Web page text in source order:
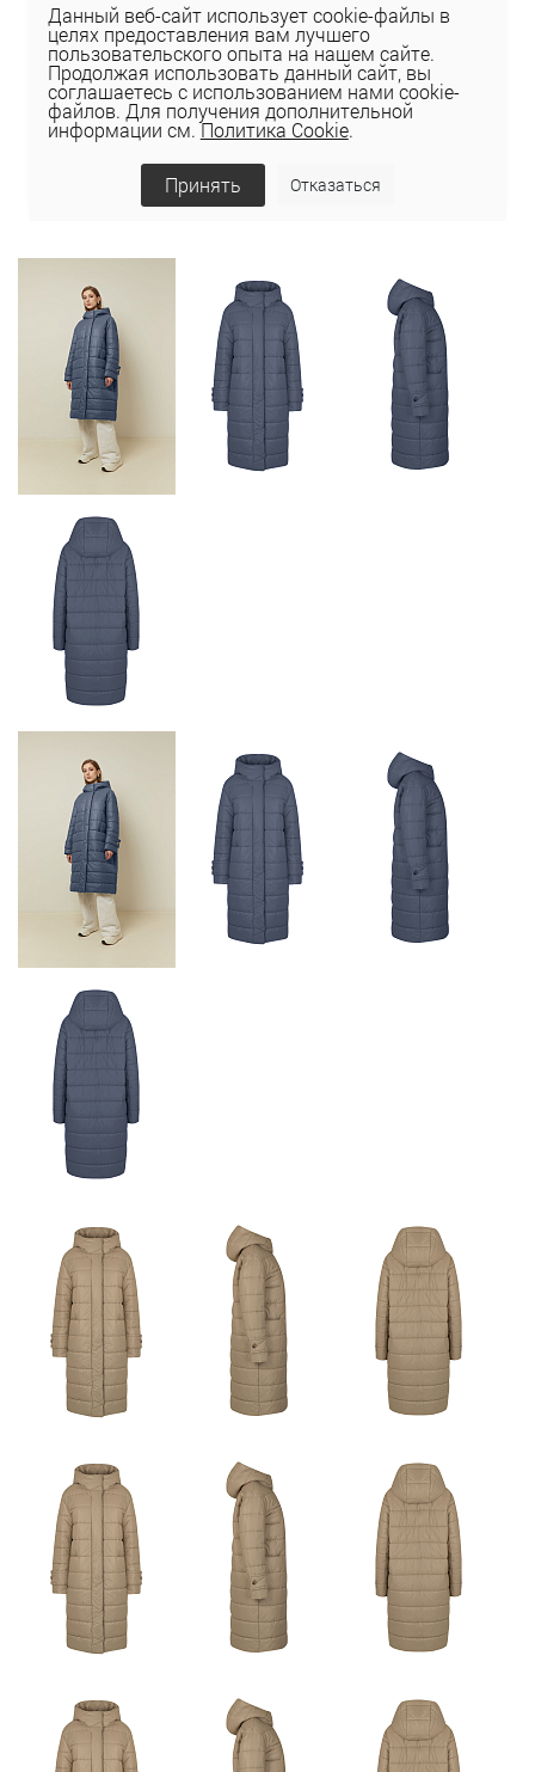
Данный веб-сайт использует cookie-файлы в
целях предоставления вам лучшего
пользовательского опыта на нашем сайте.
Продолжая использовать данный сайт, вы
соглашаетесь с использованием нами cookie-
файлов. Для получения дополнительной
информации см.Политика Cookie.
Принять Отказаться